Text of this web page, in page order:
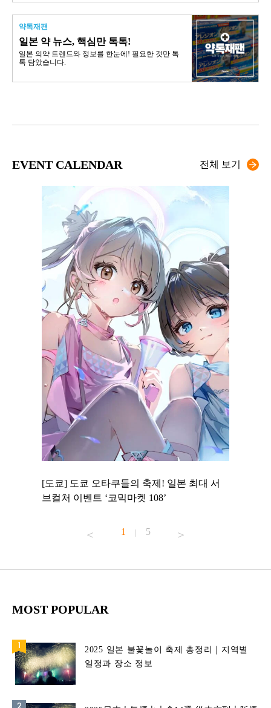
약톡재팬
일본 약 뉴스, 핵심만 톡톡!
일본 의약 트렌드와 정보를 한눈에! 필요한 것만 톡
톡 담았습니다.
EVENT CALENDAR 전체 보기
[도쿄] 도쿄 오타쿠들의 축제! 일본 최대 서
브컬처 이벤트 ‘코믹마켓 108’
1 | 5
MOST POPULAR
2025 일본 불꽃놀이 축제 총정리｜지역별
일정과 장소 정보